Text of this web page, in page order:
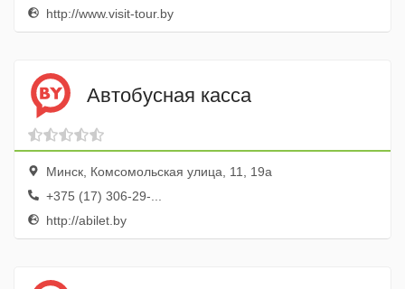
http://www.visit-tour.by
Автобусная касса
Минск, Комсомольская улица, 11, 19а
+375 (17) 306-29-...
http://abilet.by